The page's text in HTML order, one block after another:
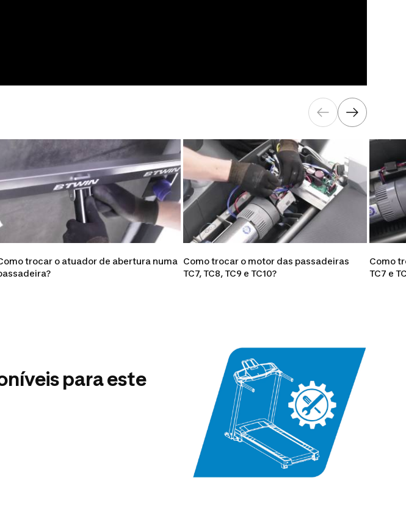
trocar o atuador de abertura numa Como trocar o motor das passadeiras
TC7, TC8, TC9 e TC10?
Como
TC7 e
para este